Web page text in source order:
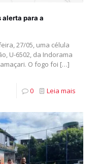
alerta para a
27/05, uma célula
U-6502, da Indorama
O fogo foi […]
0 Leia mais